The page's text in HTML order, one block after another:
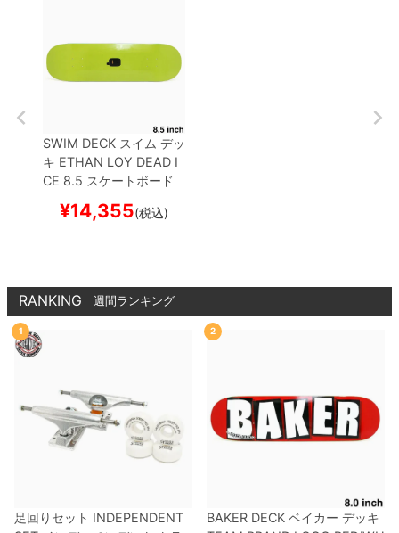
SWIM DECK スイム デッ
キ ETHAN LOY DEAD I
CE 8.5 スケートボード
¥14,355(税込)
RANKING 週間ランキング
1
足回りセット INDEPENDENT
2
BAKER DECK ベイカー デッキ